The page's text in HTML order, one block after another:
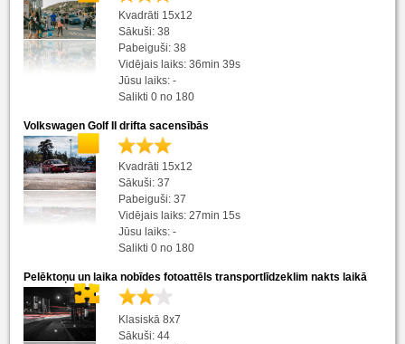
Kvadrāti 15x12
Sākuši: 38
Pabeiguši: 38
Vidējais laiks: 36min 39s
Jūsu laiks: -
Salikti 0 no 180
Volkswagen Golf II drifta sacensībās
Kvadrāti 15x12
Sākuši: 37
Pabeiguši: 37
Vidējais laiks: 27min 15s
Jūsu laiks: -
Salikti 0 no 180
Pelēktoņu un laika nobīdes fotoattēls transportlīdzeklim nakts laikā
Klasiskā 8x7
Sākuši: 44